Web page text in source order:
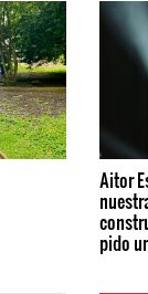
Aitor
pido